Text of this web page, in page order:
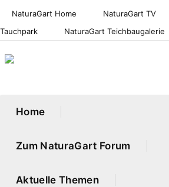
NaturaGart Home NaturaGart TV
Tauchpark
NaturaGart Teichbaugalerie
Home
Zum NaturaGart Forum
Aktuelle Themen